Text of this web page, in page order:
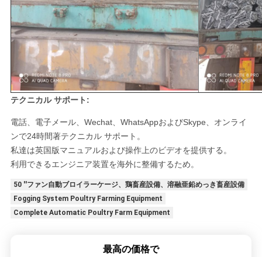
テクニカル サポート:
電話、電子メール、Wechat、WhatsAppおよびSkype、オンライ
ンで24時間著テクニカル サポート。
私達は英国版マニュアルおよび操作上のビデオを提供する。
利用できるエンジニア装置を海外に整備するため。
50 ''ファン自動ブロイラーケージ、鶏畜産設備、溶融亜鉛めっき畜産設備
Fogging System Poultry Farming Equipment
Complete Automatic Poultry Farm Equipment
最高の価格で